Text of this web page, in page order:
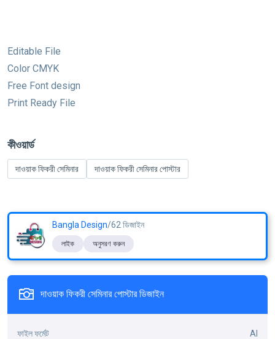
Editable File
Color CMYK
Free Font design
Print Ready File
কীওয়ার্ড
দাওয়াক ফিকরী সেমিনার দাওয়াক ফিকরী সেমিনার পোস্টার
Bangla Design/62 ডিজাইন
লাইক অনুসরণ করুন
দাওয়াক ফিকরী সেমিনার পোস্টার ডিজাইন
ফাইল ফর্মেট
AI